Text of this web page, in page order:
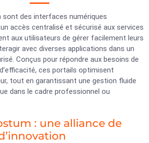
des interfaces numériques
accès centralisé et sécurisé aux services
aux utilisateurs de gérer facilement leurs
avec diverses applications dans un
Conçus pour répondre aux besoins de
ces portails optimisent
tout en garantissant une gestion fluide
dans le cadre professionnel ou
: une alliance de